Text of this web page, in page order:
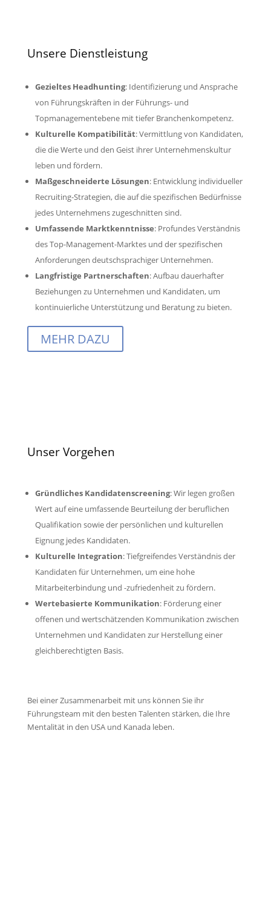
Unsere Dienstleistung
Gezieltes Headhunting: Identifizierung und Ansprache
von Führungskräften in der Führungs- und
Topmanagementebene mit tiefer Branchenkompetenz.
Kulturelle Kompatibilität: Vermittlung von Kandidaten,
die die Werte und den Geist ihrer Unternehmenskultur
leben und fördern.
Maßgeschneiderte Lösungen: Entwicklung individueller
Recruiting-Strategien, die auf die spezifischen Bedürfnisse
jedes Unternehmens zugeschnitten sind.
Umfassende Marktkenntnisse: Profundes Verständnis
des Top-Management-Marktes und der spezifischen
Anforderungen deutschsprachiger Unternehmen.
Langfristige Partnerschaften: Aufbau dauerhafter
Beziehungen zu Unternehmen und Kandidaten, um
kontinuierliche Unterstützung und Beratung zu bieten.
MEHR DAZU
Unser Vorgehen
Gründliches Kandidatenscreening: Wir legen großen
Wert auf eine umfassende Beurteilung der beruflichen
Qualifikation sowie der persönlichen und kulturellen
Eignung jedes Kandidaten.
Kulturelle Integration: Tiefgreifendes Verständnis der
Kandidaten für Unternehmen, um eine hohe
Mitarbeiterbindung und -zufriedenheit zu fördern.
Wertebasierte Kommunikation: Förderung einer
offenen und wertschätzenden Kommunikation zwischen
Unternehmen und Kandidaten zur Herstellung einer
gleichberechtigten Basis.
Bei einer Zusammenarbeit mit uns können Sie ihr
Führungsteam mit den besten Talenten stärken, die Ihre
Mentalität in den USA und Kanada leben.